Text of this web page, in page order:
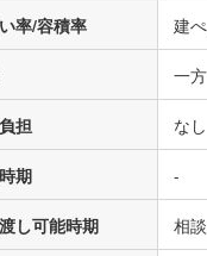
率/容積率 建
一
担 なし
期 -
し可能時期 相談